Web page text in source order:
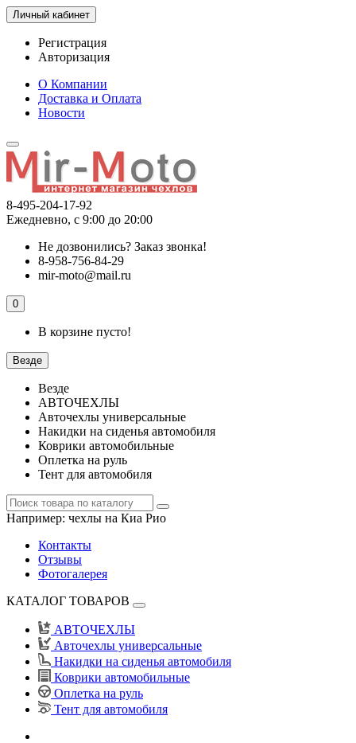
Личный кабинет
Регистрация
Авторизация
О Компании
Доставка и Оплата
Новости
8-495-204-17-92
Ежедневно, с 9:00 до 20:00
Не дозвонились? Заказ звонка!
8-958-756-84-29
mir-moto@mail.ru
0
В корзине пусто!
Везде
Везде
АВТОЧЕХЛЫ
Авточехлы универсальные
Накидки на сиденья автомобиля
Коврики автомобильные
Оплетка на руль
Тент для автомобиля
Например: чехлы на Киа Рио
Контакты
Отзывы
Фотогалерея
КАТАЛОГ ТОВАРОВ
АВТОЧЕХЛЫ
Авточехлы универсальные
Накидки на сиденья автомобиля
Коврики автомобильные
Оплетка на руль
Тент для автомобиля